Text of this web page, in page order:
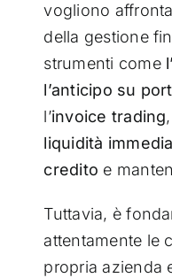
vogliono
della gestione
strumenti come
l’anticipo su
l’invoice trading
liquidità
credito e
Tuttavia, è
attentamente le
propria azienda